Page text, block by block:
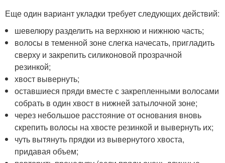
Еще один вариант укладки требует следующих действий:
шевелюру разделить на верхнюю и нижнюю часть;
волосы в теменной зоне слегка начесать, пригладить
сверху и закрепить силиконовой прозрачной
резинкой;
хвост вывернуть;
оставшиеся пряди вместе с закрепленными волосами
собрать в один хвост в нижней затылочной зоне;
через небольшое расстояние от основания вновь
скрепить волосы на хвосте резинкой и вывернуть их;
чуть вытянуть прядки из вывернутого хвоста,
придавая объем;